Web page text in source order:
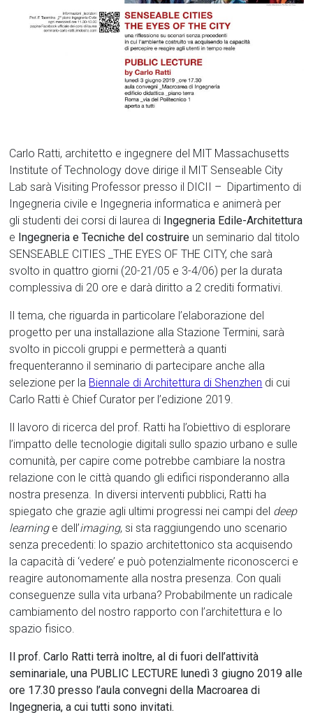
Carlo Ratti, architetto e ingegnere del MIT Massachusetts
Institute of Technology dove dirige il MIT Senseable City
Lab sarà Visiting Professor presso il DICII – Dipartimento di
Ingegneria civile e Ingegneria informatica e animerà per
gli studenti dei corsi di laurea di Ingegneria Edile-Architettura
e Ingegneria e Tecniche del costruire un seminario dal titolo
SENSEABLE CITIES _THE EYES OF THE CITY, che sarà
svolto in quattro giorni (20-21/05 e 3-4/06) per la durata
complessiva di 20 ore e darà diritto a 2 crediti formativi.
Il tema, che riguarda in particolare l’elaborazione del
progetto per una installazione alla Stazione Termini, sarà
svolto in piccoli gruppi e permetterà a quanti
frequenteranno il seminario di partecipare anche alla
selezione per la Biennale di Architettura di Shenzhen di cui
Carlo Ratti è Chief Curator per l’edizione 2019.
Il lavoro di ricerca del prof. Ratti ha l’obiettivo di esplorare
l’impatto delle tecnologie digitali sullo spazio urbano e sulle
comunità, per capire come potrebbe cambiare la nostra
relazione con le città quando gli edifici risponderanno alla
nostra presenza. In diversi interventi pubblici, Ratti ha
spiegato che grazie agli ultimi progressi nei campi del deep
learninge dell’imaging, si sta raggiungendo uno scenario
senza precedenti: lo spazio architettonico sta acquisendo
la capacità di ‘vedere’ e può potenzialmente riconoscerci e
reagire autonomamente alla nostra presenza. Con quali
conseguenze sulla vita urbana? Probabilmente un radicale
cambiamento del nostro rapporto con l’architettura e lo
spazio fisico.
Il prof. Carlo Ratti terrà inoltre, al di fuori dell’attività
seminariale, una PUBLIC LECTURE lunedì 3 giugno 2019 alle
ore 17.30 presso l’aula convegni della Macroarea di
Ingegneria, a cui tutti sono invitati.